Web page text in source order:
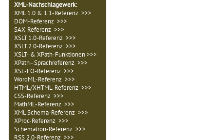
XML-Nachschlagewerk:
XML 1.0 & 1.1-Referenz >>>
DOM-Referenz >>>
SAX-Referenz >>>
XSLT 1.0-Referenz >>>
XSLT 2.0-Referenz >>>
XSLT- & XPath-Funktionen >>>
XPath–Sprachreferenz >>>
XSL-FO-Referenz >>>
WordML-Referenz >>>
HTML/XHTML-Referenz >>>
CSS-Referenz >>>
MathML-Referenz >>>
XML Schema-Referenz >>>
XProc-Referenz >>>
Schematron-Referenz >>>
RSS 2.0-Referenz >>>